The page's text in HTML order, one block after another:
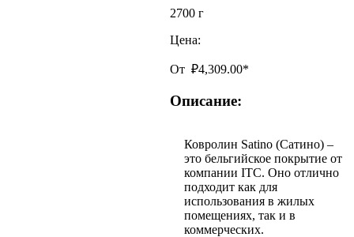
2700 г
Цена:
От₽4,309.00*
Описание:
Ковролин Satino (Сатино) –
это бельгийское покрытие от
компании ITC. Оно отлично
подходит как для
использования в жилых
помещениях, так и в
коммерческих.